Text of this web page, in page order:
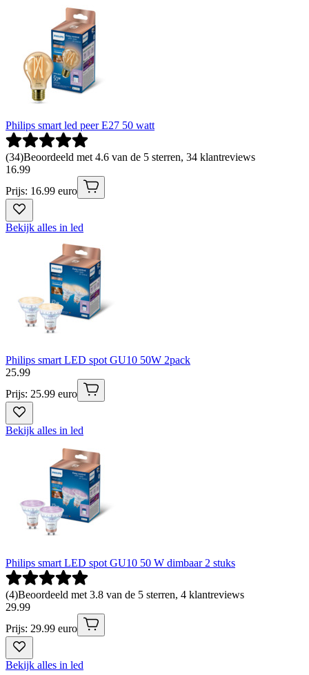
Philips smart led peer E27 50 watt
(34)Beoordeeld met 4.6 van de 5 sterren, 34 klantreviews
16.99
Prijs: 16.99 euro
Bekijk alles in led
Philips smart LED spot GU10 50W 2pack
25.99
Prijs: 25.99 euro
Bekijk alles in led
Philips smart LED spot GU10 50 W dimbaar 2 stuks
(4)Beoordeeld met 3.8 van de 5 sterren, 4 klantreviews
29.99
Prijs: 29.99 euro
Bekijk alles in led